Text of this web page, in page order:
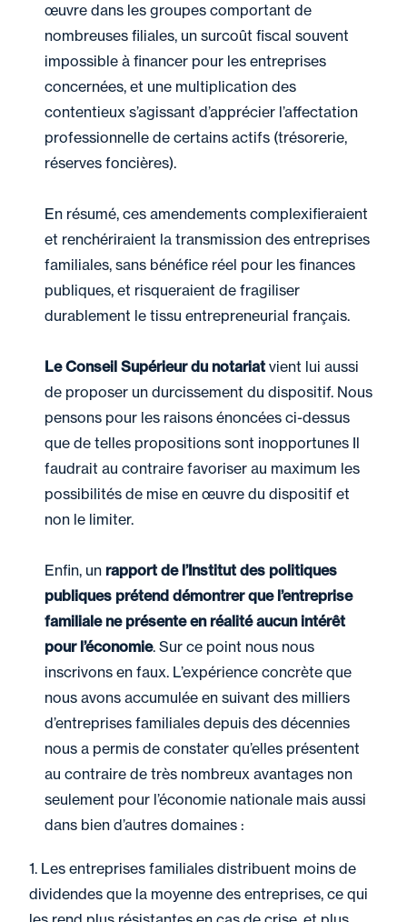
œuvre dans les groupes comportant de
nombreuses filiales, un surcoût fiscal souvent
impossible à financer pour les entreprises
concernées, et une multiplication des
contentieux s’agissant d’apprécier l’affectation
professionnelle de certains actifs (trésorerie,
réserves foncières).
En résumé, ces amendements complexifieraient
et renchériraient la transmission des entreprises
familiales, sans bénéfice réel pour les finances
publiques, et risqueraient de fragiliser
durablement le tissu entrepreneurial français.
Le Conseil Supérieur du notariat vient lui aussi
de proposer un durcissement du dispositif. Nous
pensons pour les raisons énoncées ci-dessus
que de telles propositions sont inopportunes Il
faudrait au contraire favoriser au maximum les
possibilités de mise en œuvre du dispositif et
non le limiter.
Enfin, un rapport de l’Institut des politiques
publiques prétend démontrer que l’entreprise
familiale ne présente en réalité aucun intérêt
pour l’économie. Sur ce point nous nous
inscrivons en faux. L’expérience concrète que
nous avons accumulée en suivant des milliers
d’entreprises familiales depuis des décennies
nous a permis de constater qu’elles présentent
au contraire de très nombreux avantages non
seulement pour l’économie nationale mais aussi
dans bien d’autres domaines :
1. Les entreprises familiales distribuent moins de
dividendes que la moyenne des entreprises, ce qui